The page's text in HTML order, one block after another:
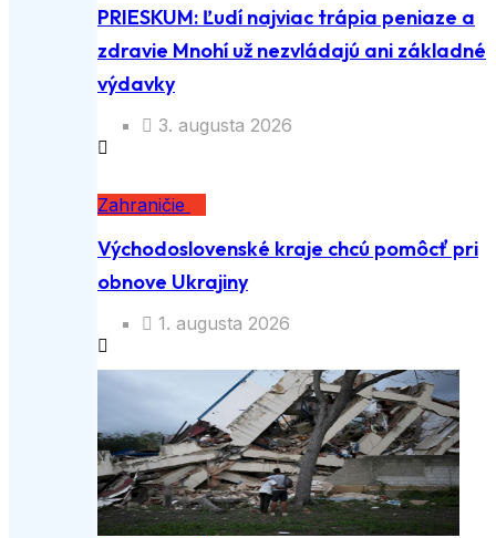
PRIESKUM: Ľudí najviac trápia peniaze a
zdravie Mnohí už nezvládajú ani základné
výdavky
3. augusta 2026
Zahraničie
Východoslovenské kraje chcú pomôcť pri
obnove Ukrajiny
1. augusta 2026